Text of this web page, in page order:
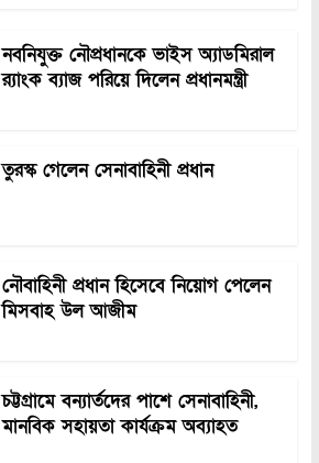
নবনিযুক্ত নৌপ্রধানকে ভাইস অ্যাডমিরাল
র‍্যাংক ব্যাজ পরিয়ে দিলেন প্রধানমন্ত্রী
তুরস্ক গেলেন সেনাবাহিনী প্রধান
নৌবাহিনী প্রধান হিসেবে নিয়োগ পেলেন
মিসবাহ উল আজীম
চট্টগ্রামে বন্যার্তদের পাশে সেনাবাহিনী,
মানবিক সহায়তা কার্যক্রম অব্যাহত